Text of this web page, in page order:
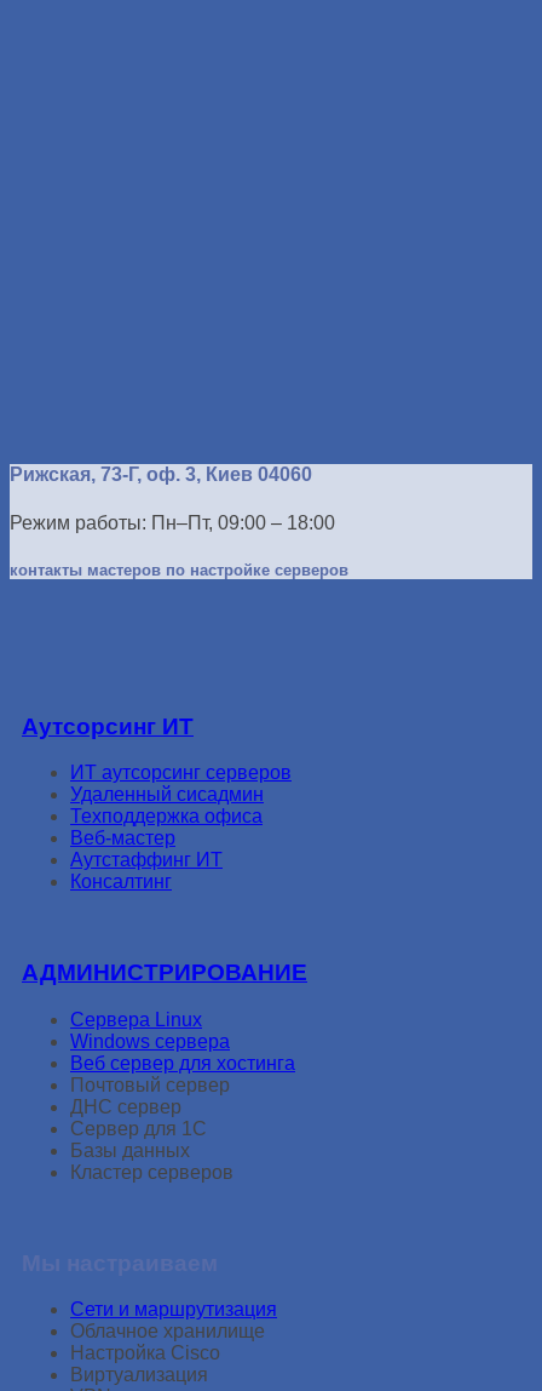
Рижская, 73-Г, оф. 3, Киев 04060
Режим работы: Пн–Пт, 09:00 – 18:00
контакты мастеров по настройке серверов
Аутсорсинг ИТ
ИТ аутсорсинг серверов
Удаленный сисадмин
Техподдержка офиса
Веб-мастер
Аутстаффинг ИТ
Консалтинг
АДМИНИСТРИРОВАНИЕ
Сервера Linux
Windows сервера
Веб сервер для хостинга
Почтовый сервер
ДНС сервер
Сервер для 1С
Базы данных
Кластер серверов
Мы настраиваем
Сети и маршрутизация
Облачное хранилище
Настройка Cisco
Виртуализация